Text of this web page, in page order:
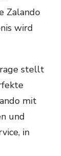
Zalando
wird
stellt
mit
und
in